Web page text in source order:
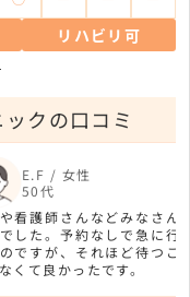
リハビリ可
クの口コミ
E.F / 女性
50代
看護師さんなどみなさん
した。予約なしで急に行
ですが、それほど待つこ
くて良かったです。